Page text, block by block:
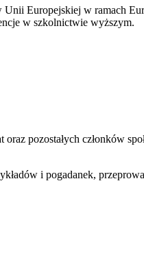
Europejskiej w ramach
w szkolnictwie wyższym.
pozostałych członków
i pogadanek,